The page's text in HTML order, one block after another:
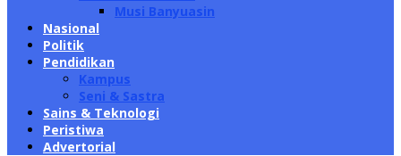
Musi Banyuasin
Nasional
Politik
Pendidikan
Kampus
Seni & Sastra
Sains & Teknologi
Peristiwa
Advertorial